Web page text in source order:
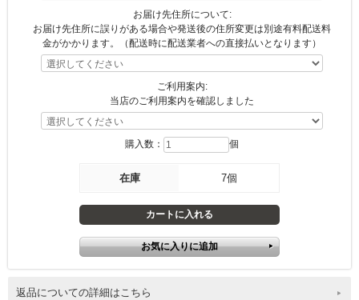
お届け先住所について:
お届け先住所に誤りがある場合や発送後の住所変更は別途有料配送料
金がかかります。（配送時に配送業者への直接払いとなります）
ご利用案内:
当店のご利用案内を確認しました
購入数： 個
在庫 7個
返品についての詳細はこちら